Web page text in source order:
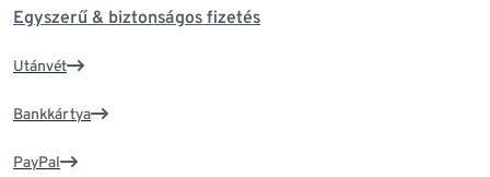
Egyszerű & biztonságos fizetés
Utánvét
Bankkártya
PayPal